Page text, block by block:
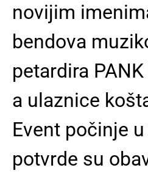
novijim
bendova
petardira PANK
a ulaznice
Event počinje
potvrde su